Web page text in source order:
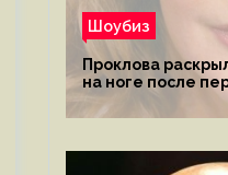
Шоубиз
Проклова
на ноге после
ходить»